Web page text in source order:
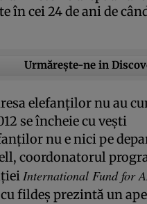
cei 24 de ani de
Urmărește-ne in
elefanţilor nu au
se încheie cu veşti
nu e nici pe
coordonatorul
International Fund for
fildeş prezintă un